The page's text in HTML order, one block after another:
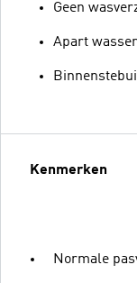
Geen
Apart
Kenmerken
Normale